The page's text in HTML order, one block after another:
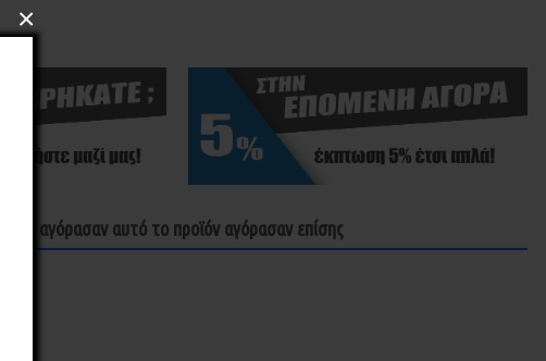
×
Όσοι αγόρασαν αυτό το προϊόν αγόρασαν επίσης